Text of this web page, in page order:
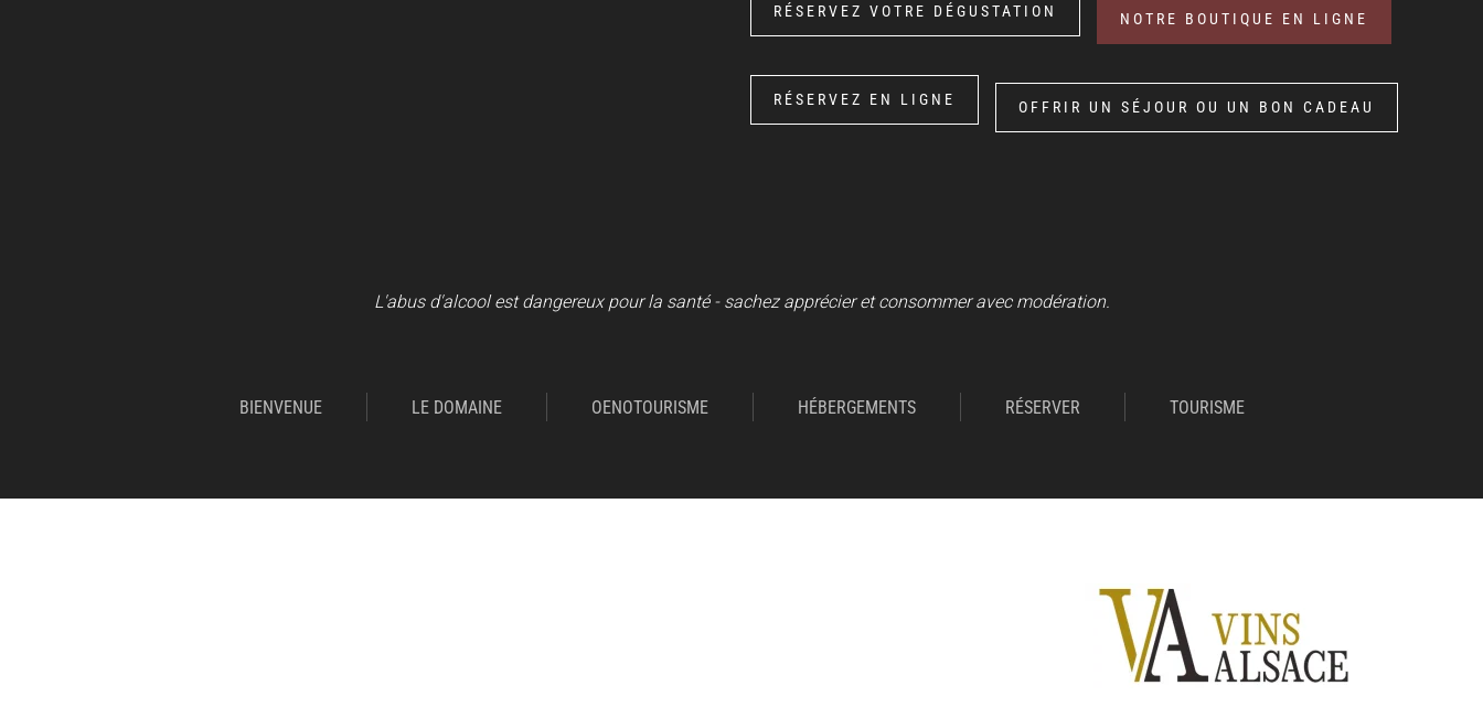
RÉSERVEZ VOTRE DÉGUSTATION NOTRE BOUTIQUE EN LIGNE
RÉSERVEZ EN LIGNE OFFRIR UN SÉJOUR OU UN BON CADEAU
L'abus d'alcool est dangereux pour la santé - sachez apprécier et consommer avec modération.
BIENVENUE LE DOMAINE OENOTOURISME HÉBERGEMENTS RÉSERVER TOURISME